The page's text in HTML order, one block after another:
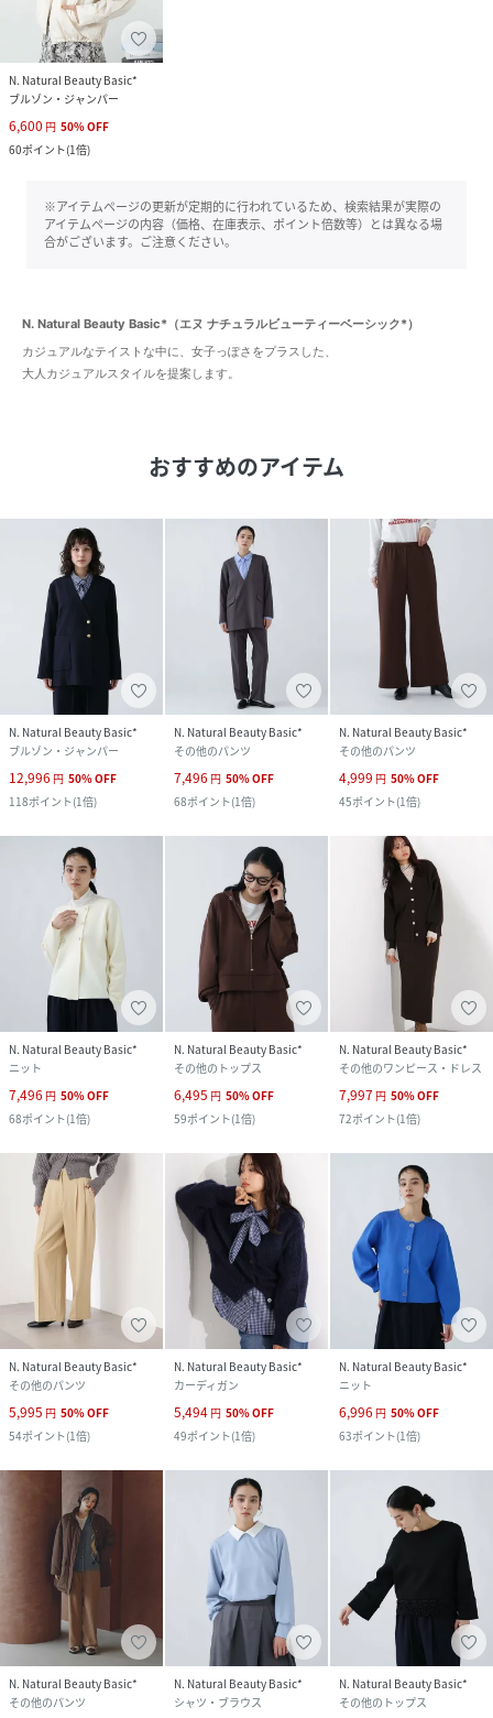
N. Natural Beauty Basic*
ブルゾン・ジャンパー
6,600 円 50%OFF
60ポイント(1倍)
※アイテムページの更新が定期的に行われているため、検索結果が実際の
アイテムページの内容（価格、在庫表示、ポイント倍数等）とは異なる場
合がございます。ご注意ください。
N. Natural Beauty Basic*（エヌ ナチュラルビューティーベーシック*）
カジュアルなテイストな中に、女子っぽさをプラスした、
大人カジュアルスタイルを提案します。
おすすめのアイテム
N. Natural Beauty Basic*
ブルゾン・ジャンパー
12,996 円 50%OFF
118ポイント(1倍)
N. Natural Beauty Basic*
その他のパンツ
7,496 円 50%OFF
68ポイント(1倍)
N. Natural Beauty Basic*
その他のパンツ
4,999 円 50%OFF
45ポイント(1倍)
N. Natural Beauty Basic*
ニット
7,496 円 50%OFF
68ポイント(1倍)
N. Natural Beauty Basic*
その他のトップス
6,495 円 50%OFF
59ポイント(1倍)
N. Natural Beauty Basic*
その他のワンピース・ドレス
7,997 円 50%OFF
72ポイント(1倍)
N. Natural Beauty Basic*
その他のパンツ
5,995 円 50%OFF
54ポイント(1倍)
N. Natural Beauty Basic*
カーディガン
5,494 円 50%OFF
49ポイント(1倍)
N. Natural Beauty Basic*
ニット
6,996 円 50%OFF
63ポイント(1倍)
N. Natural Beauty Basic*
その他のパンツ
N. Natural Beauty Basic*
シャツ・ブラウス
N. Natural Beauty Basic*
その他のトップス